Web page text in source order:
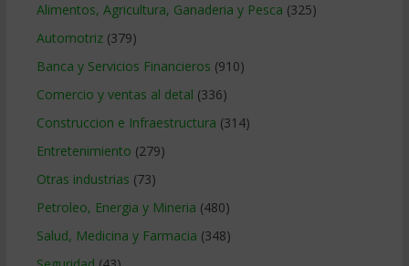
Alimentos, Agricultura, Ganaderia y Pesca (325)
Automotriz(379)
Banca y Servicios Financieros (910)
Comercio y ventas al detal (336)
Construccion e Infraestructura (314)
Entretenimiento (279)
Otras industrias (73)
Petroleo, Energia y Mineria (480)
Salud, Medicina y Farmacia (348)